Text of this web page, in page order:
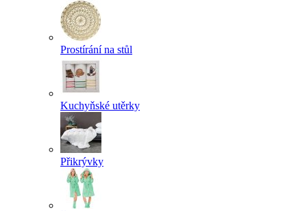
Prostírání na stůl
Kuchyňské utěrky
Přikrývky